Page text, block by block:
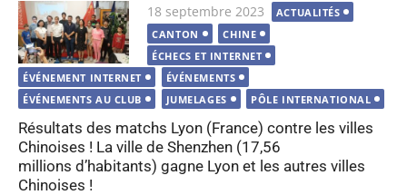
Publié
le
18 septembre 2023
ACTUALITÉS
CANTON
CHINE
ÉCHECS ET INTERNET
ÉVÉNEMENT INTERNET
ÉVÉNEMENTS
ÉVÉNEMENTS AU CLUB
JUMELAGES PÔLE INTERNATIONAL
Résultats des matchs Lyon (France) contre les villes
Chinoises ! La ville de Shenzhen (17,56
millions d’habitants) gagne Lyon et les autres villes
Chinoises !